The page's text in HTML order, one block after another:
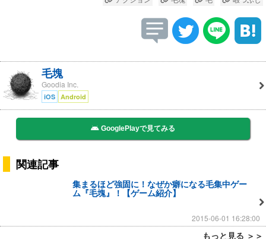
毛塊
Goodia Inc.
iOS Android
GooglePlayで見てみる
関連記事
集まるほど強固に！なぜか癖になる毛集中ゲー
ム『毛塊』！【ゲーム紹介】
2015-06-01 16:28:00
もっと見る ＞＞